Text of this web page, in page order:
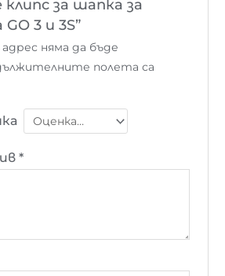
за шапка за
3 и 3S”
няма да бъде
полета са
*